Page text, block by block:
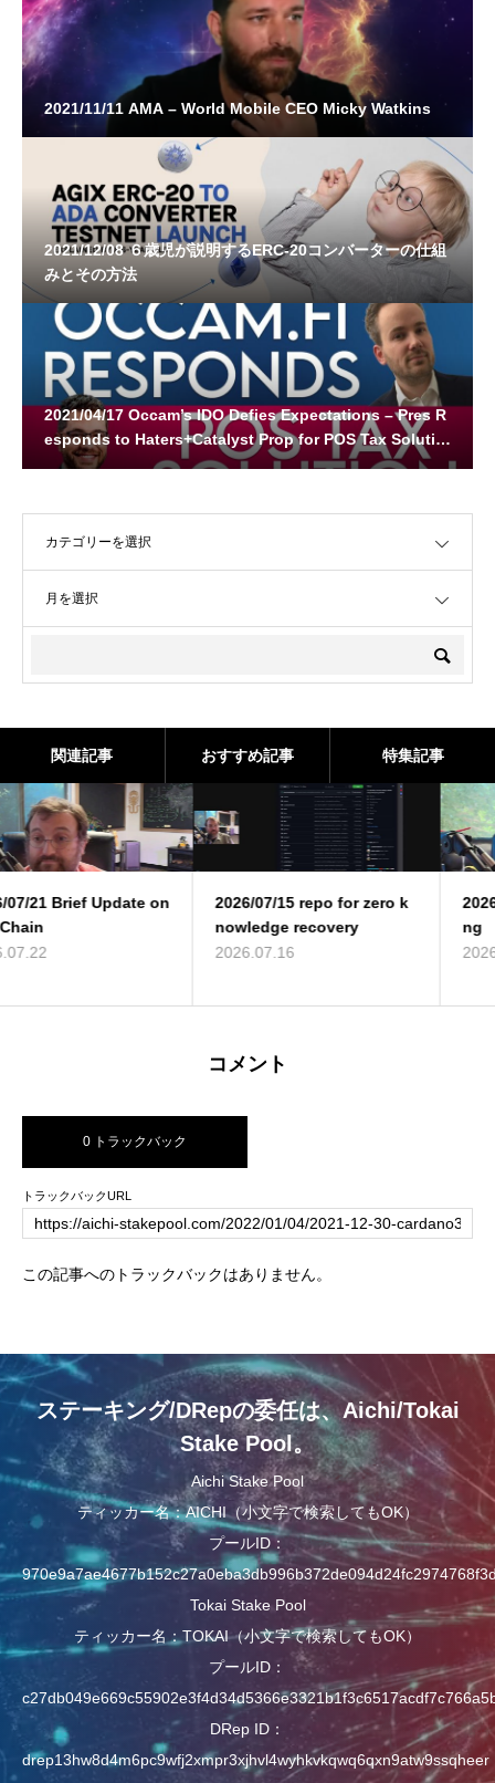
2021/11/11 AMA – World Mobile CEO Micky Watkins
2021/12/08 ６歳児が説明するERC-20コンバーターの仕組
みとその方法
2021/04/17 Occam’s IDO Defies Expectations – Pres R
esponds to Haters+Catalyst Prop for POS Tax Solutio
関連記事 おすすめ記事 特集記事
2026/07/15 repo for zero k
nowledge recovery
2026.07.16
2026/07/09 No I’m not leavi
ng
2026.07.10
コメント
0 トラックバック
トラックバックURL
この記事へのトラックバックはありません。
ステーキング/DRepの委任は、Aichi/Tokai
Stake Pool。
Aichi Stake Pool
ティッカー名：AICHI（小文字で検索してもOK）
プールID：
Tokai Stake Pool
ティッカー名：TOKAI（小文字で検索してもOK）
プールID：
DRep ID：
drep13hw8d4m6pc9wfj2xmpr3xjhvl4wyhkvkqwq6qxn9atw9ssqheer